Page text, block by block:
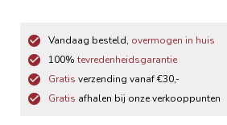
Vandaag besteld, overmogen in huis
100% tevredenheidsgarantie
Gratis verzending vanaf €30,-
Gratis afhalen bij onze verkooppunten